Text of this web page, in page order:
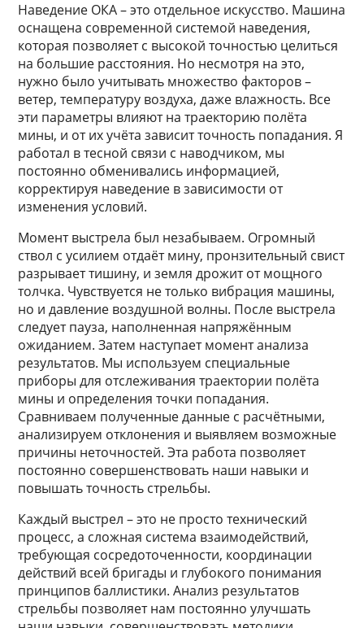
Наведение ОКА – это отдельное искусство. Машина
оснащена современной системой наведения,
которая позволяет с высокой точностью целиться
на большие расстояния. Но несмотря на это,
нужно было учитывать множество факторов –
ветер, температуру воздуха, даже влажность. Все
эти параметры влияют на траекторию полёта
мины, и от их учёта зависит точность попадания. Я
работал в тесной связи с наводчиком, мы
постоянно обменивались информацией,
корректируя наведение в зависимости от
изменения условий.
Момент выстрела был незабываем. Огромный
ствол с усилием отдаёт мину, пронзительный свист
разрывает тишину, и земля дрожит от мощного
толчка. Чувствуется не только вибрация машины,
но и давление воздушной волны. После выстрела
следует пауза, наполненная напряжённым
ожиданием. Затем наступает момент анализа
результатов. Мы используем специальные
приборы для отслеживания траектории полёта
мины и определения точки попадания.
Сравниваем полученные данные с расчётными,
анализируем отклонения и выявляем возможные
причины неточностей. Эта работа позволяет
постоянно совершенствовать наши навыки и
повышать точность стрельбы.
Каждый выстрел – это не просто технический
процесс, а сложная система взаимодействий,
требующая сосредоточенности, координации
действий всей бригады и глубокого понимания
принципов баллистики. Анализ результатов
стрельбы позволяет нам постоянно улучшать